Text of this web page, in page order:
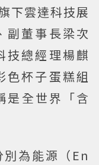
下雲達科技展
副董事長梁次
技總經理楊麒
色杯子蛋糕組
是全世界「含
別為能源（En